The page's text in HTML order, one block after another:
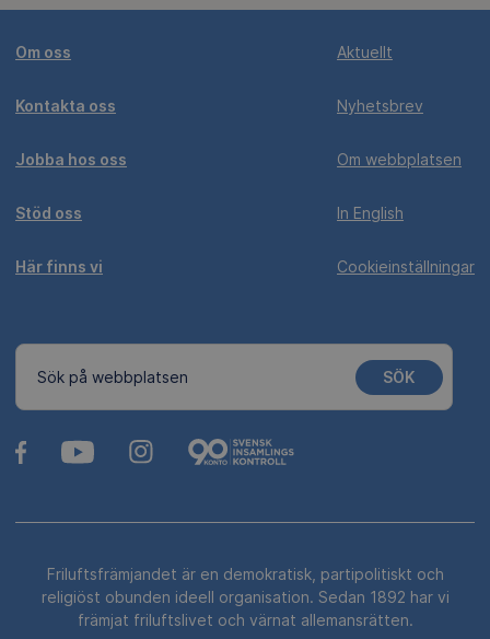
Om oss
Kontakta oss
Jobba hos oss
Stöd oss
Här finns vi
Aktuellt
Nyhetsbrev
Om webbplatsen
In English
Cookieinställningar
Sök på webbplatsen SÖK
Friluftsfrämjandet är en demokratisk, partipolitiskt och
religiöst obunden ideell organisation. Sedan 1892 har vi
främjat friluftslivet och värnat allemansrätten.